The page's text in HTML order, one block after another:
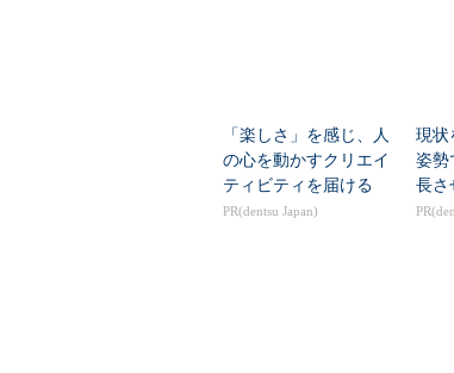
「楽しさ」を感じ、人
の心を動かすクリエイ
ティビティを届ける
PR(dentsu Japan)
現状
姿勢
長さ